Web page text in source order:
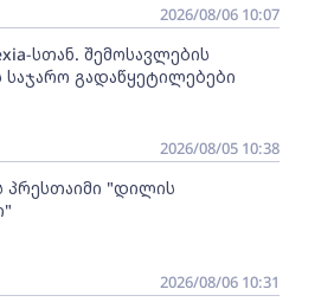
2026/08/06 10:07
სთან. შემოსავლების
საჯარო გადაწყეტილებები
2026/08/05 10:38
პრესთაიმი "დილის
2026/08/06 10:31